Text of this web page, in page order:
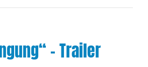
– Trailer